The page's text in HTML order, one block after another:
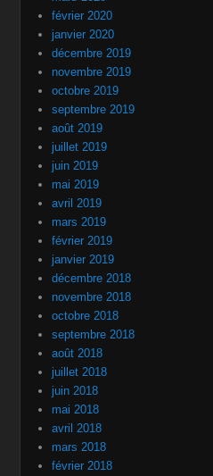
février 2020
janvier 2020
décembre 2019
novembre 2019
octobre 2019
septembre 2019
août 2019
juillet 2019
juin 2019
mai 2019
avril 2019
mars 2019
février 2019
janvier 2019
décembre 2018
novembre 2018
octobre 2018
septembre 2018
août 2018
juillet 2018
juin 2018
mai 2018
avril 2018
mars 2018
février 2018